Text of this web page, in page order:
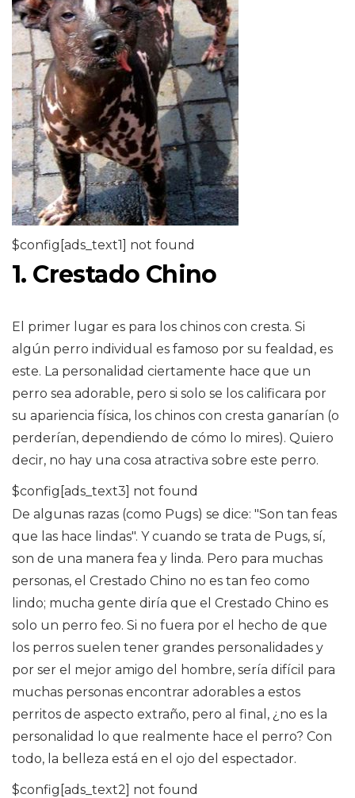
$config[ads_text1] not found
1. Crestado Chino
El primer lugar es para los chinos con cresta. Si
algún perro individual es famoso por su fealdad, es
este. La personalidad ciertamente hace que un
perro sea adorable, pero si solo se los calificara por
su apariencia física, los chinos con cresta ganarían (o
perderían, dependiendo de cómo lo mires). Quiero
decir, no hay una cosa atractiva sobre este perro.
$config[ads_text3] not found
De algunas razas (como Pugs) se dice: "Son tan feas
que las hace lindas". Y cuando se trata de Pugs, sí,
son de una manera fea y linda. Pero para muchas
personas, el Crestado Chino no es tan feo como
lindo; mucha gente diría que el Crestado Chino es
solo un perro feo. Si no fuera por el hecho de que
los perros suelen tener grandes personalidades y
por ser el mejor amigo del hombre, sería difícil para
muchas personas encontrar adorables a estos
perritos de aspecto extraño, pero al final, ¿no es la
personalidad lo que realmente hace el perro? Con
todo, la belleza está en el ojo del espectador.
$config[ads_text2] not found